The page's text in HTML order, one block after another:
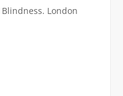
London